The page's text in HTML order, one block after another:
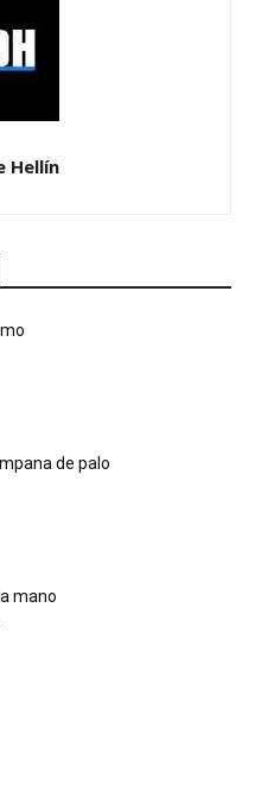
Hellín
de palo
mano